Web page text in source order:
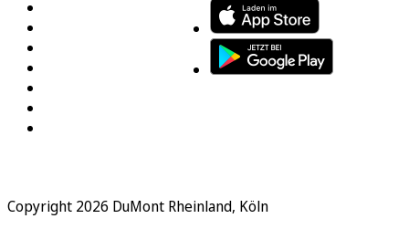
Copyright 2026 DuMont Rheinland, Köln